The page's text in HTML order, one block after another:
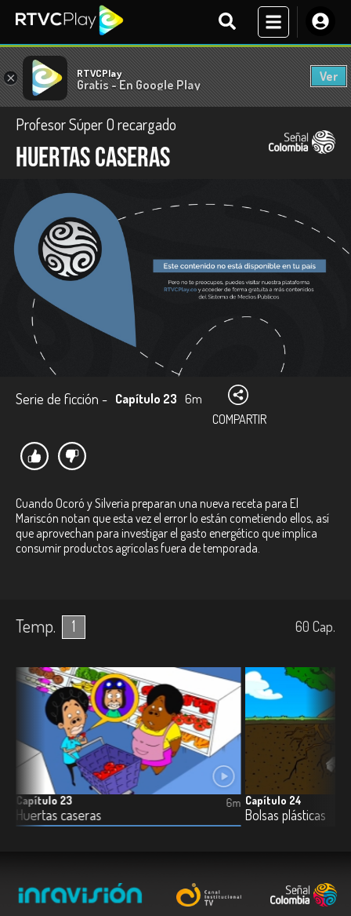
× RTVCPlay
Gratis - En Google Play
Ver
Profesor Súper O recargado
Huertas caseras
Serie de ficción - Capítulo 23 6m
COMPARTIR
Cuando Ocoró y Silveria preparan una nueva receta para El
Mariscón notan que esta vez el error lo están cometiendo ellos, así
que aprovechan para investigar el gasto energético que implica
consumir productos agrícolas fuera de temporada.
Temp. 1 60 Cap.
Capítulo 23
Huertas caseras
6m Capítulo 24
Bolsas plásticas